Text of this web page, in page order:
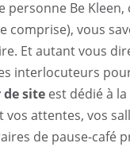
personne Be Kleen,
comprise), vous
Et autant vous
interlocuteurs
site est dédié à
vos attentes, vos
de pause-café